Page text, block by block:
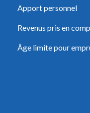
Apport personnel
Revenus pris en
Âge limite pour